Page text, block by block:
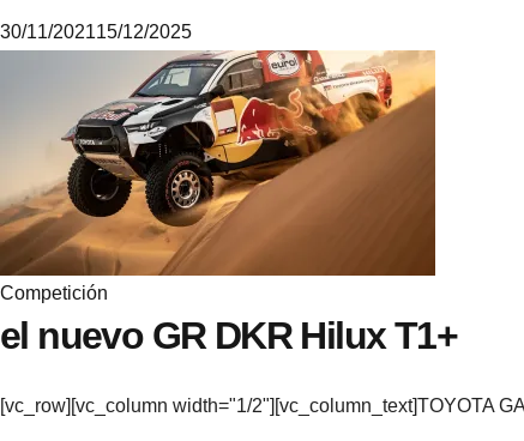
30/11/202115/12/2025
Competición
el nuevo GR DKR Hilux T1+
[vc_row][vc_column width="1/2"][vc_column_text]TOYOTA